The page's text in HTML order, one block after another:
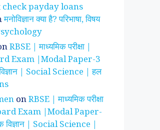
payday loans
मनोविज्ञान क्या है? परिभाषा, विषय
RBSE | माध्यमिक परीक्षा |
Exam |Modal Paper-3
| Social Science | हल
onRBSE | माध्यमिक परीक्षा
Exam |Modal Paper-
विज्ञान | Social Science |